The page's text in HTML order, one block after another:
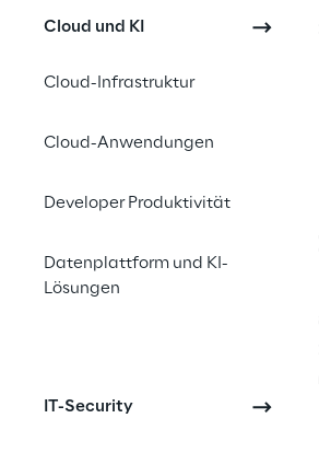
Cloud und KI
Cloud-Infrastruktur
Cloud-Anwendungen
Developer Produktivität
Datenplattform und KI-
Lösungen
IT-Security
Die Lösung
auch in
Smartphones
einfacher.